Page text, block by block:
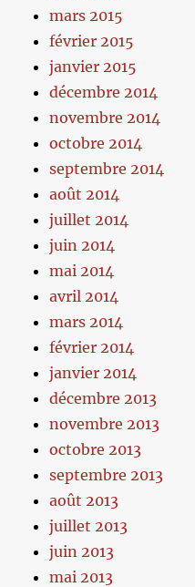
mars 2015
février 2015
janvier 2015
décembre 2014
novembre 2014
octobre 2014
septembre 2014
août 2014
juillet 2014
juin 2014
mai 2014
avril 2014
mars 2014
février 2014
janvier 2014
décembre 2013
novembre 2013
octobre 2013
septembre 2013
août 2013
juillet 2013
juin 2013
mai 2013